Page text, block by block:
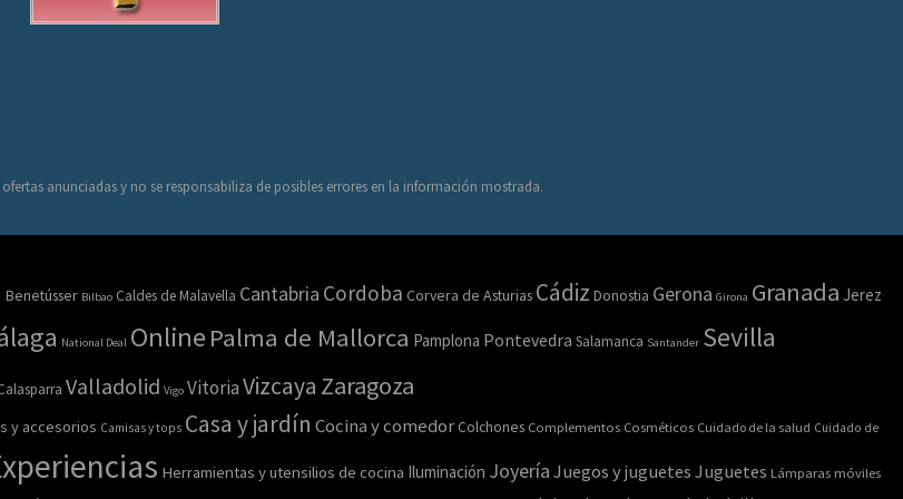
anunciadas y no se responsabiliza de posibles errores en la información mostrada.
Benetússer Bilbao Caldes de Malavella Cantabria Cordoba Corvera de Asturias Cádiz Donostia Gerona Girona Granada Jerez
National Deal Online Palma de Mallorca Pamplona Pontevedra Salamanca Santander Sevilla
Valladolid Vigo VitoriaVizcaya Zaragoza
y accesorios Camisas y tops Casa y jardín Cocina y comedor Colchones Complementos Cosméticos Cuidado de la salud Cuidado de
Herramientas y utensilios de cocina Iluminación Joyería Juegos y juguetes Juguetes Lámparas móviles